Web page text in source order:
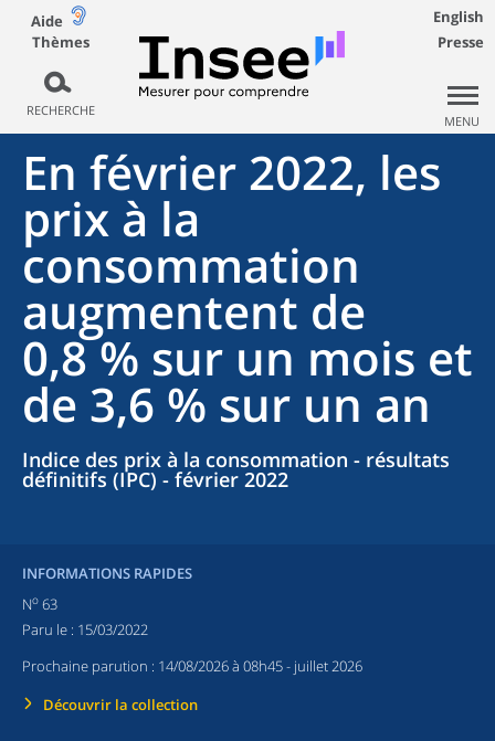
Aide
Thèmes
RECHERCHE
English
Presse
MENU
En février 2022, les
prix à la
consommation
augmentent de
0,8 % sur un mois et
de 3,6 % sur un an
Indice des prix à la consommation - résultats
définitifs (IPC) - février 2022
INFORMATIONS RAPIDES
No 63
Paru le : 15/03/2022
Prochaine parution : 14/08/2026 à 08h45- juillet 2026
Découvrir la collection